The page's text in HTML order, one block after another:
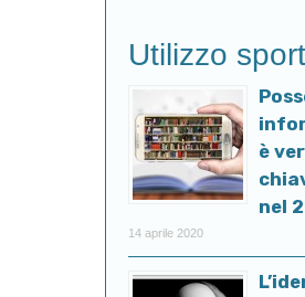
Utilizzo
è
nel
14 aprile 2020